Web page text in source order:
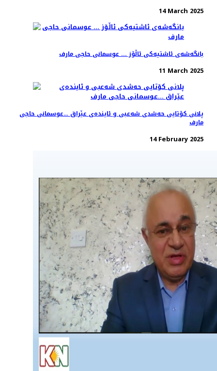
14 March 2025
بانگەشەی ئاشتیەکی ئاڵۆز ... عوسمانی حاجی مارف
11 March 2025
پلانی کۆتایی حەشدی شەعبی و ئایندەی عێراق …عوسمانی حاجی
مارف
14 February 2025